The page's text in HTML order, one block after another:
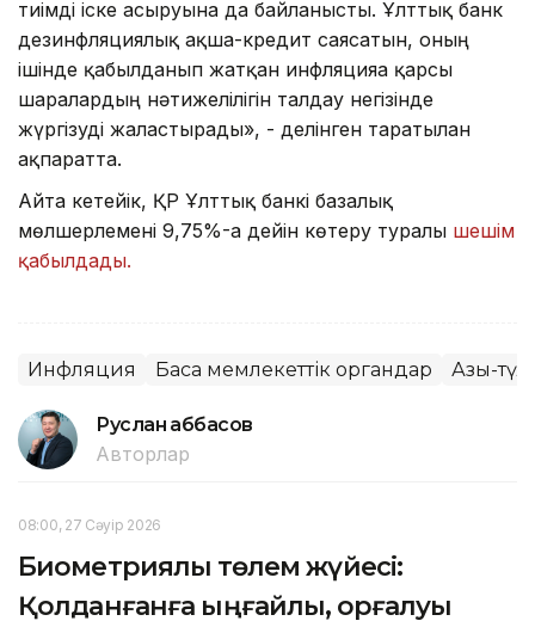
тиімді іске асыруына да байланысты. Ұлттық банк
дезинфляциялық ақша-кредит саясатын, оның
ішінде қабылданып жатқан инфляцияға қарсы
шаралардың нәтижелілігін талдау негізінде
жүргізуді жалғастырады», - делінген таратылған
ақпаратта.
Айта кетейік, ҚР Ұлттық банкі базалық
мөлшерлемені 9,75%-ға дейін көтеру туралы шешім
қабылдады.
Инфляция Басқа мемлекеттік органдар Азық-
Руслан Ғаббасов
Авторлар
08:00, 27 Сәуір 2026
Биометриялық төлем жүйесі:
Қолданғанға ыңғайлы, қорғалуы